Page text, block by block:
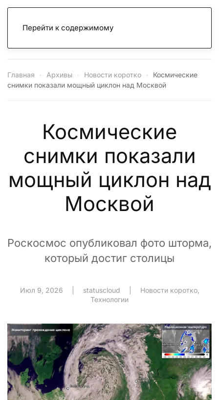
Перейти к содержимому
Главная Архивы Новости коротко
Космические
снимки показали мощный циклон над Москвой
Космические
снимки показали
мощный циклон над
Москвой
Роскосмос опубликовал фото шторма,
который достиг столицы
Июл 9, 2026 statuscloud Новости коротко,
Технологии